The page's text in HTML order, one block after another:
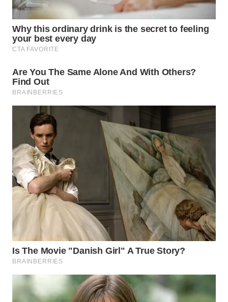
WN
SELATAN
TANJUNG
LESUNG
WN
KARO
WN
SIMALUNGUN
WN
LABUHANBATU
WN
TAPANULI
TENGAH